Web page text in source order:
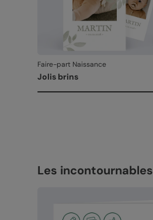
Faire-part Naissance
Jolis brins
Les incontournables